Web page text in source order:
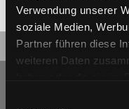
Verwendung unserer
soziale Medien,
Partner führen diese
weiteren Daten
[mailpoet_page]